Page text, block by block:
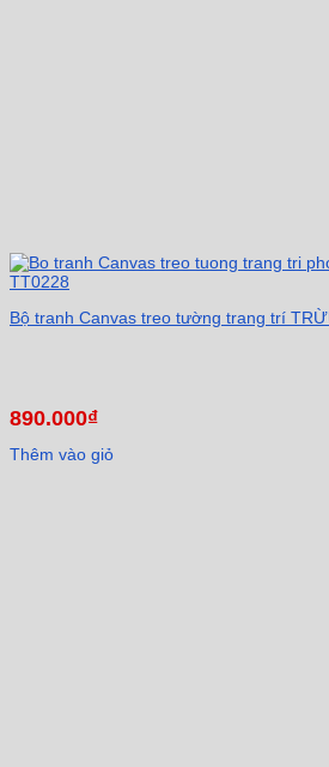
Bộ tranh Canvas treo tường trang trí
890.000₫
Thêm vào giỏ